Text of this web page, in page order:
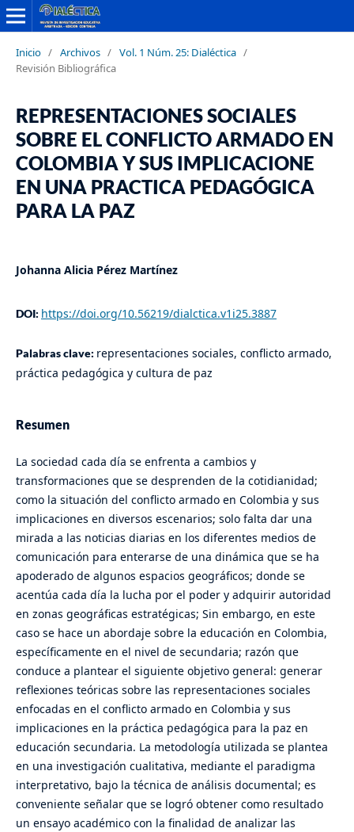
Inicio / Archivos / Vol. 1 Núm. 25: Dialéctica /
Revisión Bibliográfica
REPRESENTACIONES SOCIALES
SOBRE EL CONFLICTO ARMADO EN
COLOMBIA Y SUS IMPLICACIONE
EN UNA PRACTICA PEDAGÓGICA
PARA LA PAZ
Johanna Alicia Pérez Martínez
DOI: https://doi.org/10.56219/dialctica.v1i25.3887
Palabras clave: representaciones sociales, conflicto armado,
práctica pedagógica y cultura de paz
Resumen
La sociedad cada día se enfrenta a cambios y
transformaciones que se desprenden de la cotidianidad;
como la situación del conflicto armado en Colombia y sus
implicaciones en diversos escenarios; solo falta dar una
mirada a las noticias diarias en los diferentes medios de
comunicación para enterarse de una dinámica que se ha
apoderado de algunos espacios geográficos; donde se
acentúa cada día la lucha por el poder y adquirir autoridad
en zonas geográficas estratégicas; Sin embargo, en este
caso se hace un abordaje sobre la educación en Colombia,
específicamente en el nivel de secundaria; razón que
conduce a plantear el siguiente objetivo general: generar
reflexiones teóricas sobre las representaciones sociales
enfocadas en el conflicto armado en Colombia y sus
implicaciones en la práctica pedagógica para la paz en
educación secundaria. La metodología utilizada se plantea
en una investigación cualitativa, mediante el paradigma
interpretativo, bajo la técnica de análisis documental; es
conveniente señalar que se logró obtener como resultado
un ensayo académico con la finalidad de analizar las